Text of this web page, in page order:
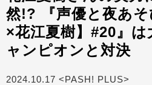
然!? 『声優と夜あ
×花江夏樹】#20』は
ャンピオンと対決
2024.10.17 <PASH! PLUS>